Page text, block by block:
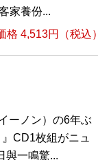
家養份...
格 4,513円（税込）
ーノン）の6年ぶ
CD1枚組がニュ
與一鳴驚...